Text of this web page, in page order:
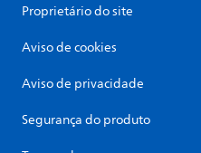
Proprietário do site
Aviso de cookies
Aviso de privacidade
Segurança do produto